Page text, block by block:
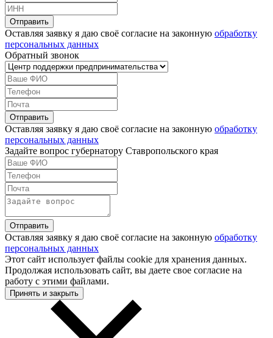
Оставляя заявку я даю своё согласие на законную обработку
персональных данных
Обратный звонок
Оставляя заявку я даю своё согласие на законную обработку
персональных данных
Задайте вопрос губернатору Ставропольского края
Оставляя заявку я даю своё согласие на законную обработку
персональных данных
Этот сайт использует файлы cookie для хранения данных.
Продолжая использовать сайт, вы даете свое согласие на
работу с этими файлами.
Принять и закрыть